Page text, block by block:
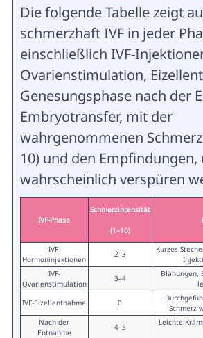
Die folgende Tabelle zeigt
schmerzhaft IVF in jeder
einschließlich IVF-
Ovarienstimulation,
Genesungsphase nach der
Embryotransfer, mit der
wahrgenommenen
10) und den Empfindungen,
wahrscheinlich verspüren
IVF-Phase
Schmerzintensität
(1–10)
IVF-
Hormoninjektionen
2–3
Kurzes
IVF-
Ovarienstimulation
3–4
Blähungen,
IVF-Eizellentnahme
0
Schmerz
Nach der
Entnahme
4–5
Leichte